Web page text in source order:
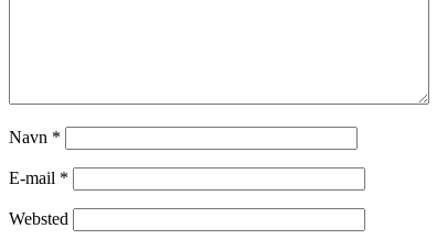
Navn *
E-mail *
Websted